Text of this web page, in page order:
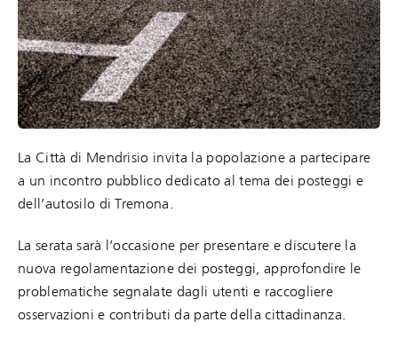
La Città di Mendrisio invita la popolazione a partecipare
a un incontro pubblico dedicato al tema dei posteggi e
dell’autosilo di Tremona.
La serata sarà l’occasione per presentare e discutere la
nuova regolamentazione dei posteggi, approfondire le
problematiche segnalate dagli utenti e raccogliere
osservazioni e contributi da parte della cittadinanza.